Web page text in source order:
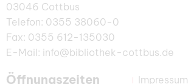
03046 Cottbus
Telefon: 0355 38060-0
Fax: 0355 612-135030
E-Mail: info@bibliothek-cottbus.de
Öffnungszeiten Impressum